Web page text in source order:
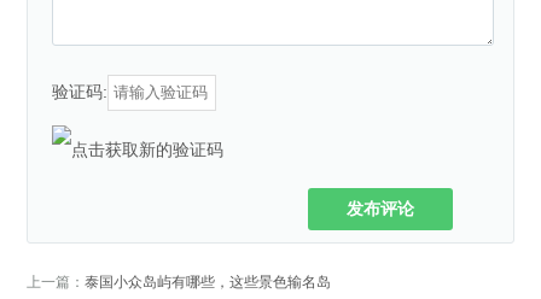
验证码:
发布评论
上一篇：泰国小众岛屿有哪些，这些景色输名岛